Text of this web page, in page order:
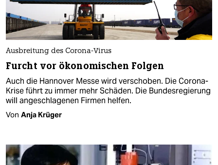
Ausbreitung des Corona-Virus
Furcht vor ökonomischen Folgen
Auch die Hannover Messe wird verschoben. Die Corona-
Krise führt zu immer mehr Schäden. Die Bundesregierung
will angeschlagenen Firmen helfen.
Von Anja Krüger